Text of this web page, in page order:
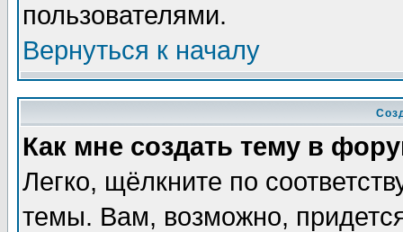
пользователями.
Вернуться к началу
Как мне создать тему в
Легко, щёлкните по
темы. Вам, возможно,